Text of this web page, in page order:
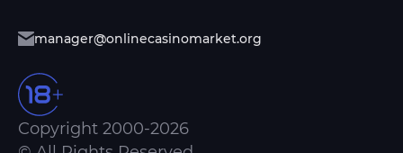
manager@onlinecasinomarket.org
Copyright 2000-2026